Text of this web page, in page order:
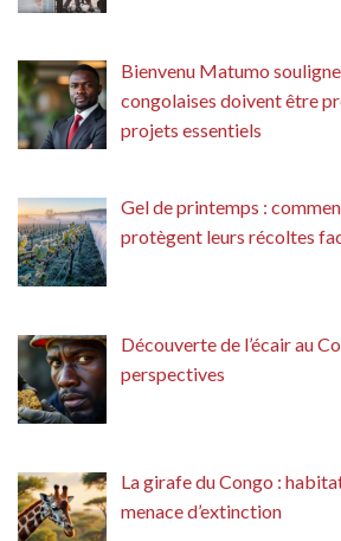
Bienvenu Matumo
congolaises doivent être
projets essentiels
Gel de printemps :
protègent leurs récoltes
Découverte de l’écair au
perspectives
La girafe du Congo :
menace d’extinction